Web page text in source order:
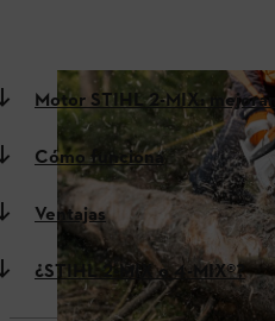
Motor STIHL 2-MIX:
Cómo funciona
Ventajas
¿STIHL 2-MIX o 4-MIX®?